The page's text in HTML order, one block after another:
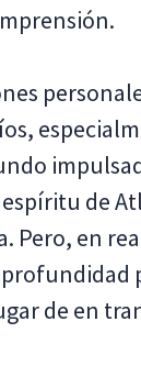
de
en
de en